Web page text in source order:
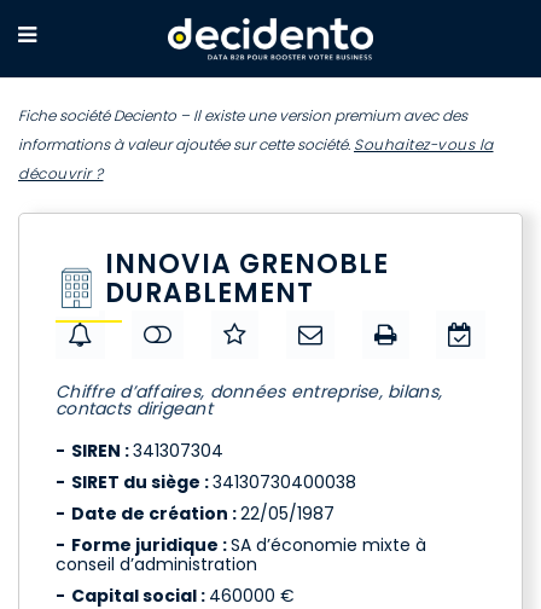
Fiche société Deciento – Il existe une version premium avec des
informations à valeur ajoutée sur cette société. Souhaitez-vous la
découvrir ?
INNOVIA GRENOBLE
DURABLEMENT
Chiffre d’affaires, données entreprise, bilans,
contacts dirigeant
SIREN :341307304
SIRET du siège :34130730400038
Date de création :22/05/1987
Forme juridique :SA d’économie mixte à
conseil d’administration
Capital social : 460000 €